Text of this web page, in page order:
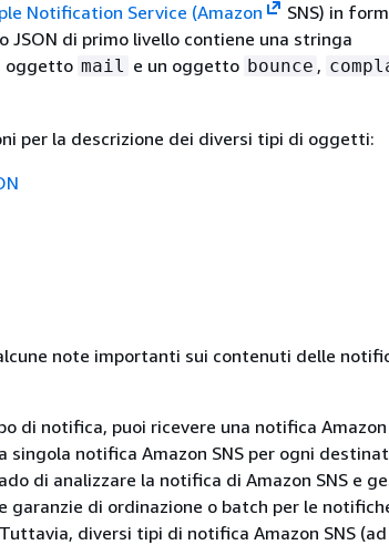
Notification Service (Amazon
SNS) in
JSON di primo livello contiene una stringa
oggetto mail e un oggetto bounce ,
per la descrizione dei diversi tipi di oggetti:
note importanti sui contenuti delle
di notifica, puoi ricevere una notifica Amazon
singola notifica Amazon SNS per ogni
di analizzare la notifica di Amazon SNS e
garanzie di ordinazione o batch per le
diversi tipi di notifica Amazon SNS